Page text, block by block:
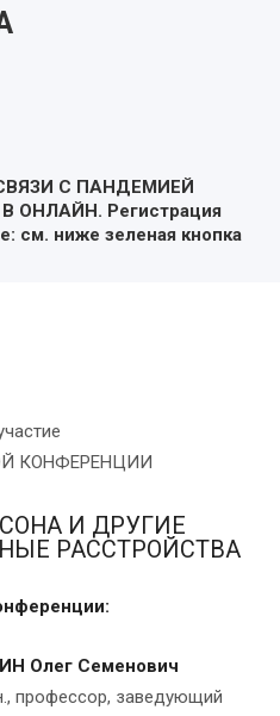
С ПАНДЕМИЕЙ
ОНЛАЙН. Регистрация
см. ниже зеленая кнопка
КОНФЕРЕНЦИИ
И ДРУГИЕ
РАССТРОЙСТВА
Олег Семенович
профессор, заведующий